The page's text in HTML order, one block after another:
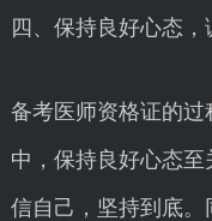
四、保持良好心态，
备考医师资格证的
中，保持良好心态
信自己，坚持到底。